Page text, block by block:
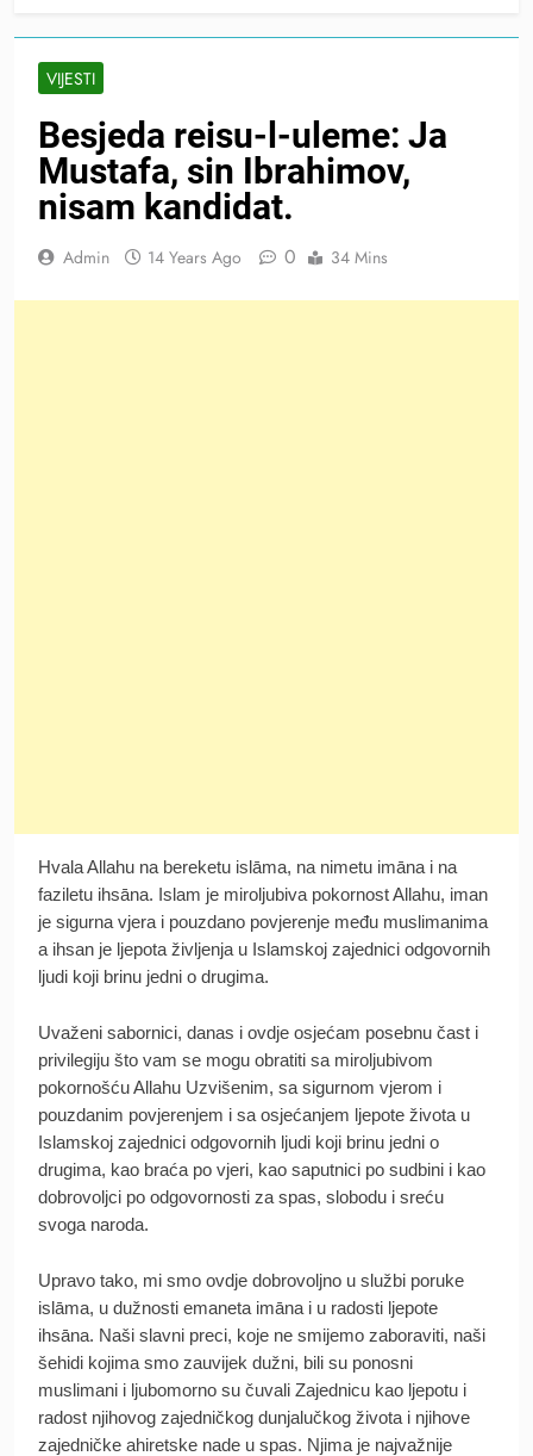
VIJESTI
Besjeda reisu-l-uleme: Ja
Mustafa, sin Ibrahimov,
nisam kandidat.
Admin 14 Years Ago 0 34 Mins
Hvala Allahu na bereketu islāma, na nimetu imāna i na
faziletu ihsāna. Islam je miroljubiva pokornost Allahu, iman
je sigurna vjera i pouzdano povjerenje među muslimanima
a ihsan je ljepota življenja u Islamskoj zajednici odgovornih
ljudi koji brinu jedni o drugima.
Uvaženi sabornici, danas i ovdje osjećam posebnu čast i
privilegiju što vam se mogu obratiti sa miroljubivom
pokornošću Allahu Uzvišenim, sa sigurnom vjerom i
pouzdanim povjerenjem i sa osjećanjem ljepote života u
Islamskoj zajednici odgovornih ljudi koji brinu jedni o
drugima, kao braća po vjeri, kao saputnici po sudbini i kao
dobrovoljci po odgovornosti za spas, slobodu i sreću
svoga naroda.
Upravo tako, mi smo ovdje dobrovoljno u službi poruke
islāma, u dužnosti emaneta imāna i u radosti ljepote
ihsāna. Naši slavni preci, koje ne smijemo zaboraviti, naši
šehidi kojima smo zauvijek dužni, bili su ponosni
muslimani i ljubomorno su čuvali Zajednicu kao ljepotu i
radost njihovog zajedničkog dunjalučkog života i njihove
zajedničke ahiretske nade u spas. Njima je najvažnije